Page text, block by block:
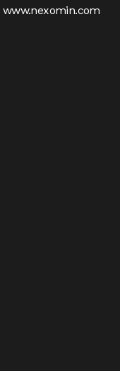
www.nexomin.com